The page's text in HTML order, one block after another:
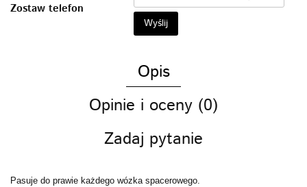
Zostaw telefon
Wyślij
Opis
Opinie i oceny (0)
Zadaj pytanie
Pasuje do prawie każdego wózka spacerowego.